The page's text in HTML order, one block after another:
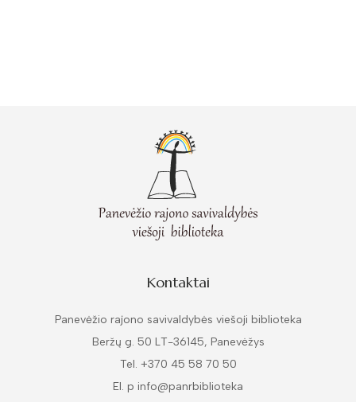
Kontaktai
Panevėžio rajono savivaldybės viešoji biblioteka
Beržų g. 50 LT-36145, Panevėžys
Tel. +370 45 58 70 50
El. p info@panrbiblioteka